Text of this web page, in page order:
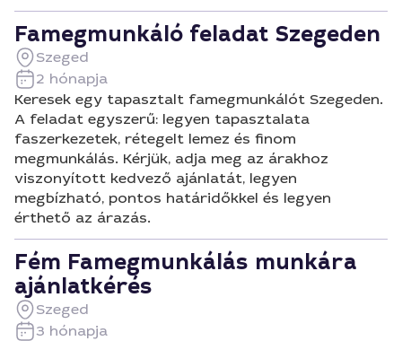
Famegmunkáló feladat Szegeden
Szeged
2 hónapja
Keresek egy tapasztalt famegmunkálót Szegeden.
A feladat egyszerű: legyen tapasztalata
faszerkezetek, rétegelt lemez és finom
megmunkálás. Kérjük, adja meg az árakhoz
viszonyított kedvező ajánlatát, legyen
megbízható, pontos határidőkkel és legyen
érthető az árazás.
Fém Famegmunkálás munkára
ajánlatkérés
Szeged
3 hónapja